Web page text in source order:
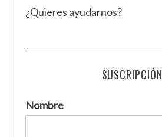
¿Quieres ayudarnos?
SUSCRIPCIÓN
Nombre